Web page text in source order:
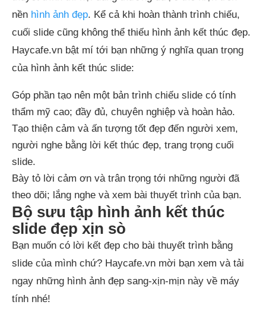
nền hình ảnh đẹp. Kể cả khi hoàn thành trình chiếu,
cuối slide cũng không thể thiếu hình ảnh kết thúc đẹp.
Haycafe.vn bật mí tới bạn những ý nghĩa quan trọng
của hình ảnh kết thúc slide:
Góp phần tạo nên một bản trình chiếu slide có tính
thẩm mỹ cao; đầy đủ, chuyên nghiệp và hoàn hảo.
Tạo thiện cảm và ấn tượng tốt đẹp đến người xem,
người nghe bằng lời kết thúc đẹp, trang trọng cuối
slide.
Bày tỏ lời cảm ơn và trân trọng tới những người đã
theo dõi; lắng nghe và xem bài thuyết trình của bạn.
Bộ sưu tập hình ảnh kết thúc
slide đẹp xịn sò
Bạn muốn có lời kết đẹp cho bài thuyết trình bằng
slide của mình chứ? Haycafe.vn mời bạn xem và tải
ngay những hình ảnh đẹp sang-xịn-mịn này về máy
tính nhé!